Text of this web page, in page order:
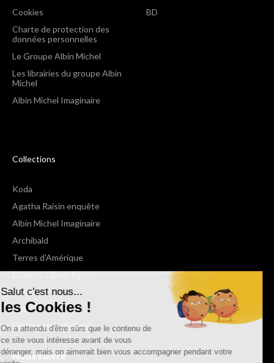
Salut c'est nous...
les Cookies !
On a attendu d'être sûrs que le contenu de
ce site vous intéresse avant de vous
déranger, mais on aimerait bien vous accompagner pendant votre
Cookies
Charte de protection des
données personnelles
Le Groupe Albin Michel
Les librairies du groupe Albin
Michel
Albin Michel Imaginaire
BD
Collections
Koda
Agatha Raisin enquête
Albin Michel Imaginaire
Archibald
Terres d'Amérique
Espaces Libres Poche
NOX
Wiz
Voir toutes les collections
Nous suivre